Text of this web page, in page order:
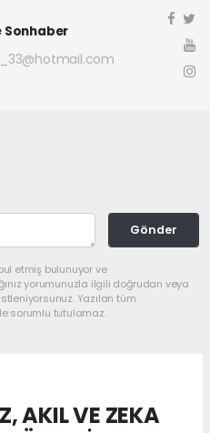
Sonhaber
Gönder
etmiş bulunuyor ve
yorumunuzla ilgili doğrudan veya
Yazılan tüm
sorumlu tutulamaz.
AKIL VE ZEKA